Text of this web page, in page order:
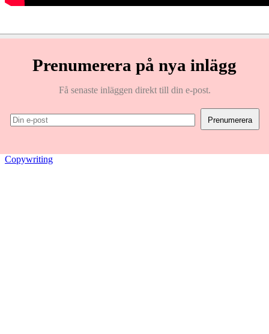
Prenumerera på nya inlägg
Få senaste inläggen direkt till din e-post.
Copywriting